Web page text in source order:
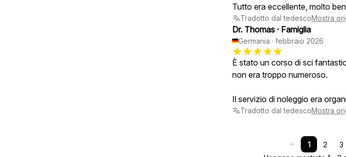
Tutto era eccellente, molto
Tradotto dal tedescoMostra
Dr. Thomas · Famiglia
Germania · febbraio 2026
È stato un corso di sci
non era troppo numeroso.
Il servizio di noleggio era
Tradotto dal tedescoMostra
1 2 3